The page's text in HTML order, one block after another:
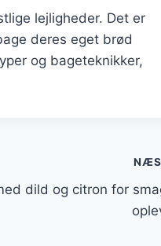
lejligheder. Det er
deres eget brød
og bageteknikker,
dild og citron for